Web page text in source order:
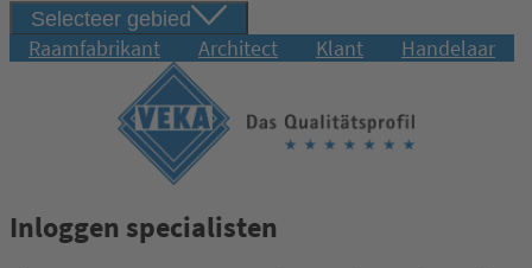
Selecteer gebied
Raamfabrikant Architect Klant Handelaar
Inloggen specialisten